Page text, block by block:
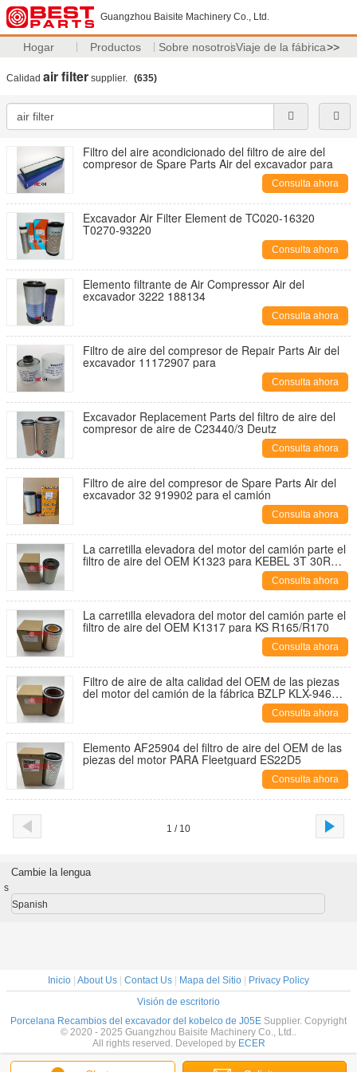
Guangzhou Baisite Machinery Co., Ltd.
Hogar Productos Sobre nosotrosViaje de la fábrica>>
Calidad air filter supplier. (635)
Filtro del aire acondicionado del filtro de aire del
compresor de Spare Parts Air del excavador para
Consulta ahora
Excavador Air Filter Element de TC020-16320
T0270-93220
Consulta ahora
Elemento filtrante de Air Compressor Air del
excavador 3222 188134
Consulta ahora
Filtro de aire del compresor de Repair Parts Air del
excavador 11172907 para
Consulta ahora
Excavador Replacement Parts del filtro de aire del
compresor de aire de C23440/3 Deutz
Consulta ahora
Filtro de aire del compresor de Spare Parts Air del
excavador 32 919902 para el camión
Consulta ahora
La carretilla elevadora del motor del camión parte el
filtro de aire del OEM K1323 para KEBEL 3T 30R
Consulta ahora
La carretilla elevadora del motor del camión parte el
filtro de aire del OEM K1317 para KS R165/R170
Consulta ahora
Filtro de aire de alta calidad del OEM de las piezas
del motor del camión de la fábrica BZLP KLX-946
Consulta ahora
Elemento AF25904 del filtro de aire del OEM de las
piezas del motor PARA Fleetguard ES22D5
Consulta ahora
1 / 10
Cambie la lengua
s
Spanish
Inicio About Us Contact Us Mapa del Sitio
Privacy Policy
Visión de escritorio
Porcelana Recambios del excavador del kobelco de J05E Supplier. Copyright
© 2020 - 2025 Guangzhou Baisite Machinery Co., Ltd..
All rights reserved. Developed by ECER